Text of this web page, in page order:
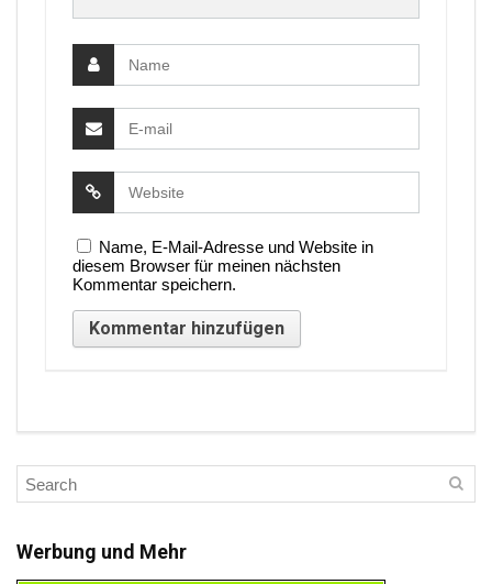
Name, E-Mail-Adresse und Website in
diesem Browser für meinen nächsten
Kommentar speichern.
Werbung und Mehr